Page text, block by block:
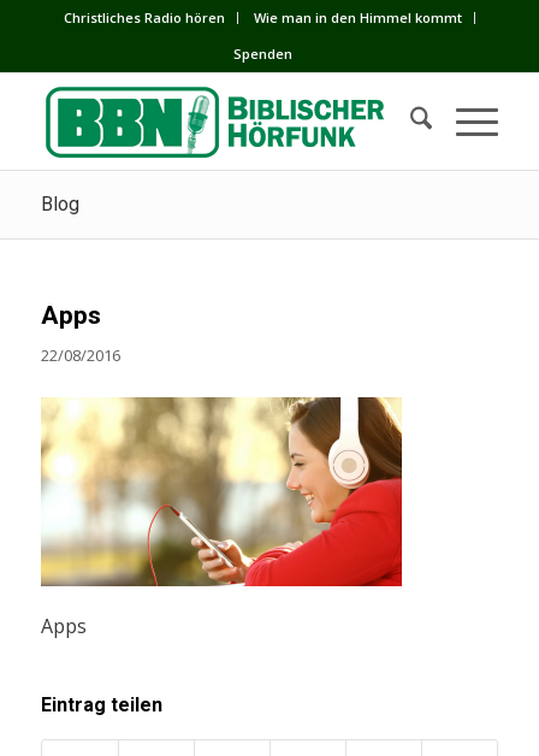
Сhristliches Radio hören
Wie man in den Himmel kommt
Spenden
Blog
Apps
22/08/2016
Apps
Eintrag teilen